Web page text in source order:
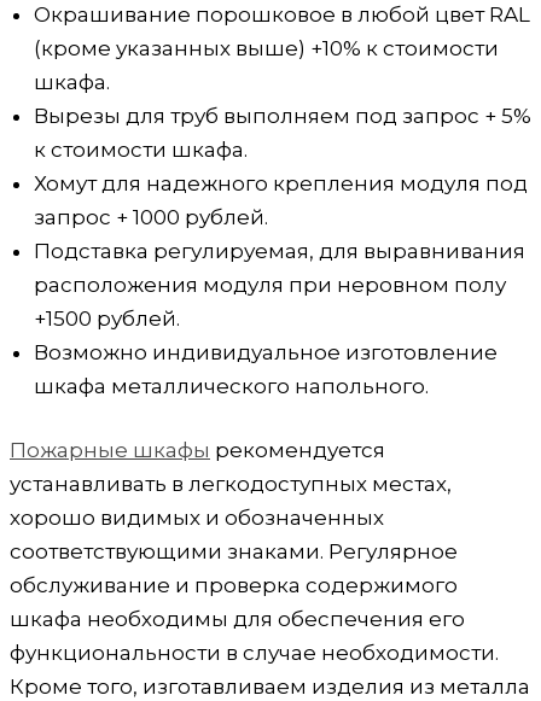
Окрашивание порошковое в любой цвет RAL
(кроме указанных выше) +10% к стоимости
шкафа.
Вырезы для труб выполняем под запрос + 5%
к стоимости шкафа.
Хомут для надежного крепления модуля под
запрос + 1000 рублей.
Подставка регулируемая, для выравнивания
расположения модуля при неровном полу
+1500 рублей.
Возможно индивидуальное изготовление
шкафа металлического напольного.
Пожарные шкафы рекомендуется
устанавливать в легкодоступных местах,
хорошо видимых и обозначенных
соответствующими знаками. Регулярное
обслуживание и проверка содержимого
шкафа необходимы для обеспечения его
функциональности в случае необходимости.
Кроме того, изготавливаем изделия из металла